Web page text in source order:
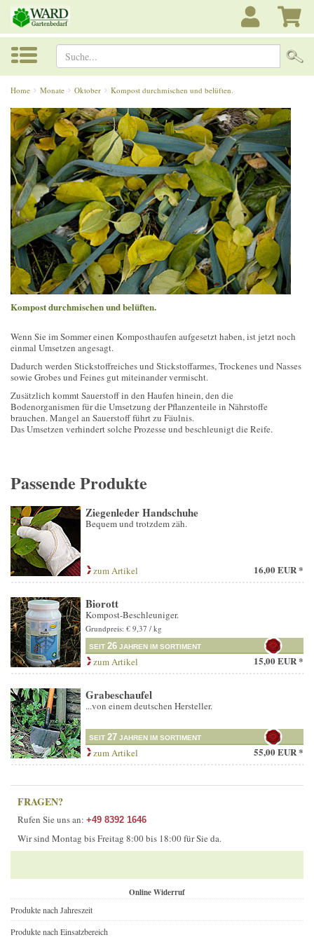
Suche...
Home Monate Oktober Kompost durchmischen und belüften.
Kompost durchmischen und belüften.
Wenn Sie im Sommer einen Komposthaufen aufgesetzt haben, ist jetzt noch
einmal Umsetzen angesagt.
Dadurch werden Stickstoffreiches und Stickstoffarmes, Trockenes und Nasses
sowie Grobes und Feines gut miteinander vermischt.
Zusätzlich kommt Sauerstoff in den Haufen hinein, den die
Bodenorganismen für die Umsetzung der Pflanzenteile in Nährstoffe
brauchen. Mangel an Sauerstoff führt zu Fäulnis.
Das Umsetzen verhindert solche Prozesse und beschleunigt die Reife.
Passende Produkte
Ziegenleder Handschuhe
Bequem und trotzdem zäh.
zum Artikel 16,00 EUR *
Biorott
Kompost-Beschleuniger.
Grundpreis: € 9,37 / kg
SEIT 26 JAHREN IM SORTIMENT
zum Artikel 15,00 EUR *
Grabeschaufel
...von einem deutschen Hersteller.
SEIT 27 JAHREN IM SORTIMENT
zum Artikel 55,00 EUR *
FRAGEN?
Rufen Sie uns an: +49 8392 1646
Wir sind Montag bis Freitag 8:00 bis 18:00 für Sie da.
Online Widerruf
Produkte nach Jahreszeit
Produkte nach Einsatzbereich